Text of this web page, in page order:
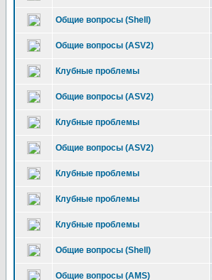
Общие вопросы (Shell)
Общие вопросы (ASV2)
Клубные проблемы
Общие вопросы (ASV2)
Клубные проблемы
Общие вопросы (ASV2)
Клубные проблемы
Клубные проблемы
Клубные проблемы
Общие вопросы (Shell)
Общие вопросы (AMS)